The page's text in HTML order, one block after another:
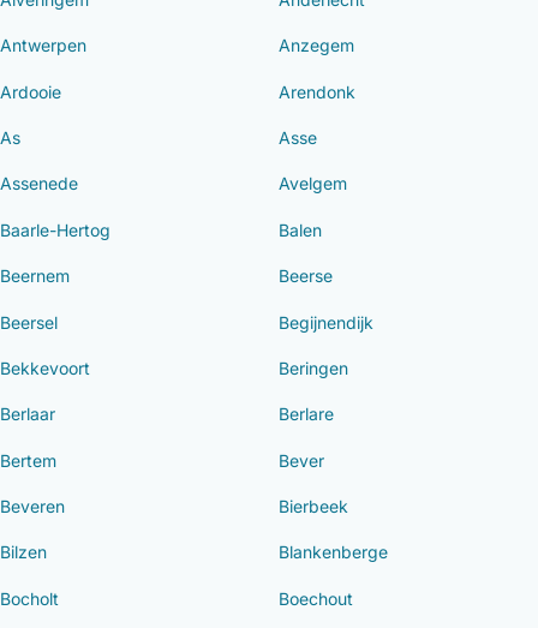
Antwerpen Anzegem
Ardooie Arendonk
As Asse
Assenede Avelgem
Baarle-Hertog Balen
Beernem Beerse
Beersel Begijnendijk
Bekkevoort Beringen
Berlaar Berlare
Bertem Bever
Beveren Bierbeek
Bilzen Blankenberge
Bocholt Boechout